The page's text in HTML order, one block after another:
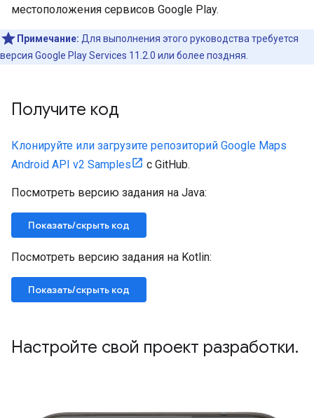
местоположения сервисов Google Play.
Примечание: Для выполнения этого руководства требуется
версия Google Play Services 11.2.0 или более поздняя.
Получите код
Клонируйте или загрузите репозиторий Google Maps
Android API v2 Samples
с GitHub.
Посмотреть версию задания на Java:
Показать/скрыть код
Посмотреть версию задания на Kotlin:
Показать/скрыть код
Настройте свой проект разработки.